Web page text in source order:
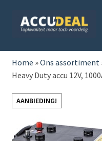
door
naar
direct
naar
HOME
AUTO
BOOT
MOTOR
Home »Ons assortiment
Heavy Duty accu 12V,
AANBIEDING!